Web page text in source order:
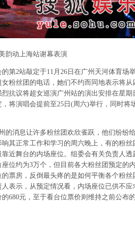
韵动上海站谢幕表演
2站敲定于11月26日在广州天河体育场
粉丝团的电话，她们不约而同地表示将从
抗议将超女巡演广州站的演出安排在星期
将演唱会提前至25日(周六)举行，同时将
消息让许多粉丝团欢欣雀跃，他们纷纷
其正常工作和学习的周六晚上，有的粉丝
近舞台的内场座位。组委会有关负责人透
位约为3万个，但目前各大粉丝团预定的
票房，反倒最头疼的是如何平衡各个粉丝
表示，从预定情况看，内场座位已供不应
680元，至于看台位票价则维持之前公布